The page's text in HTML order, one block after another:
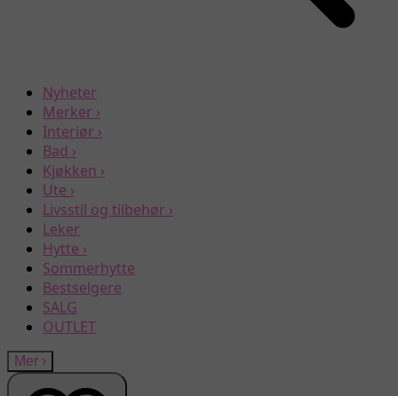
Nyheter
Merker ›
Interiør ›
Bad ›
Kjøkken ›
Ute ›
Livsstil og tilbehør ›
Leker
Hytte ›
Sommerhytte
Bestselgere
SALG
OUTLET
Mer ›